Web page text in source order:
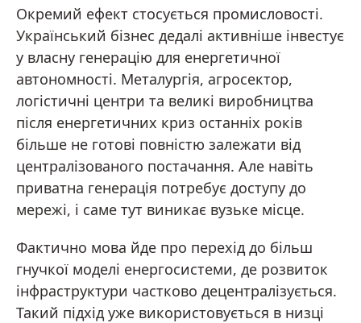
Окремий ефект стосується промисловості.
Український бізнес дедалі активніше інвестує
у власну генерацію для енергетичної
автономності. Металургія, агросектор,
логістичні центри та великі виробництва
після енергетичних криз останніх років
більше не готові повністю залежати від
централізованого постачання. Але навіть
приватна генерація потребує доступу до
мережі, і саме тут виникає вузьке місце.
Фактично мова йде про перехід до більш
гнучкої моделі енергосистеми, де розвиток
інфраструктури частково децентралізується.
Такий підхід уже використовується в низці